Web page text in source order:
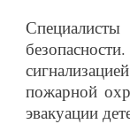
пожарной
эвакуации